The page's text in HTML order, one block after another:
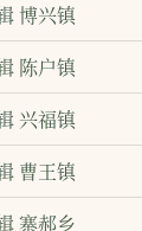
博兴镇
陈户镇
兴福镇
曹王镇
寨郝乡